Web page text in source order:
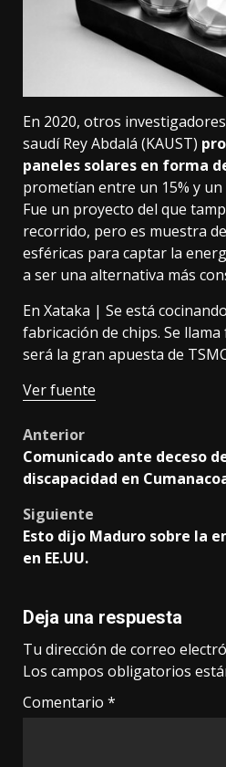
En 2020, otros
saudí Rey Abdalá (KAUST)
paneles solares en forma
prometían entre un 15% y un
Fue un proyecto del que
recorrido, pero es muestra
esféricas para captar la
a ser una alternativa más
En Xataka | Se está
fabricación de chips. Se
será la gran apuesta de
Ver fuente
Post
navigation
Anterior
Comunicado ante deceso
discapacidad en
Siguiente
Esto dijo Maduro sobre la
en EE.UU.
Deja una respuesta
Tu dirección de correo
Los campos obligatorios
Comentario *